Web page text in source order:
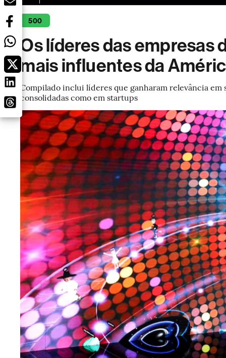
500
Os líderes das empresas
mais influentes da
Compilado inclui líderes que ganharam relevância em
consolidadas como em startups